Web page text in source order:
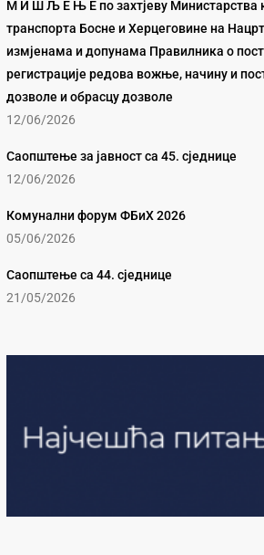
М И Ш Љ Е Њ Е по захтјеву Министарства
транспорта Босне и Херцеговине на
измјенама и допунама Правилника о
регистрације редова вожње, начину и
дозволе и обрасцу дозволе
12/06/2026
Саопштење за јавност са 45. сједнице
12/06/2026
Комунални форум ФБиХ 2026
05/06/2026
Саопштење са 44. сједнице
21/05/2026